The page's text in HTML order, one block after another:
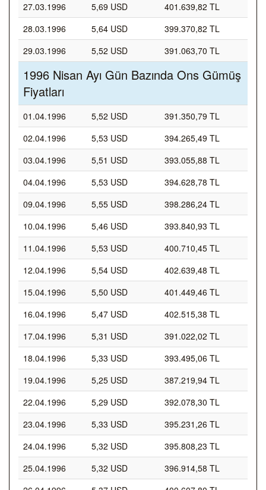
27.03.1996
5,69 USD
401.639,82 TL
28.03.1996
5,64 USD
399.370,82 TL
29.03.1996
5,52 USD 391.063,70 TL
1996 Nisan Ayı Gün Bazında Ons Gümüş
Fiyatları
01.04.1996 5,52 USD
391.350,79 TL
02.04.1996
5,53 USD
394.265,49 TL
03.04.1996
5,51 USD
393.055,88 TL
04.04.1996
5,53 USD
394.628,78 TL
09.04.1996
5,55 USD
398.286,24 TL
10.04.1996
5,46 USD
393.840,93 TL
11.04.1996
5,53 USD
400.710,45 TL
12.04.1996
5,54 USD
402.639,48 TL
15.04.1996
5,50 USD
401.449,46 TL
16.04.1996
5,47 USD
402.515,38 TL
17.04.1996
5,31 USD
391.022,02 TL
18.04.1996
5,33 USD
393.495,06 TL
19.04.1996
5,25 USD
387.219,94 TL
22.04.1996
5,29 USD
392.078,30 TL
23.04.1996
5,33 USD
395.231,26 TL
24.04.1996
5,32 USD
395.808,23 TL
25.04.1996
5,32 USD
396.914,58 TL